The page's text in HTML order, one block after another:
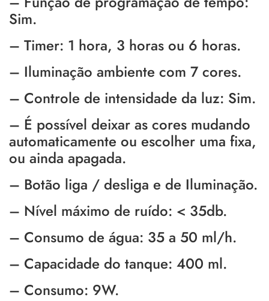
Sim.
– Timer: 1 hora, 3 horas ou 6 horas.
– Iluminação ambiente com 7 cores.
– Controle de intensidade da luz: Sim.
– É possível deixar as cores mudando
automaticamente ou escolher uma fixa,
ou ainda apagada.
– Botão liga / desliga e de Iluminação.
– Nível máximo de ruído: < 35db.
– Consumo de água: 35 a 50 ml/h.
– Capacidade do tanque: 400 ml.
– Consumo: 9W.